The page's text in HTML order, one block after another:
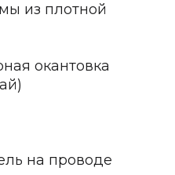
по вашему
из плотной
окантовка
на проводе